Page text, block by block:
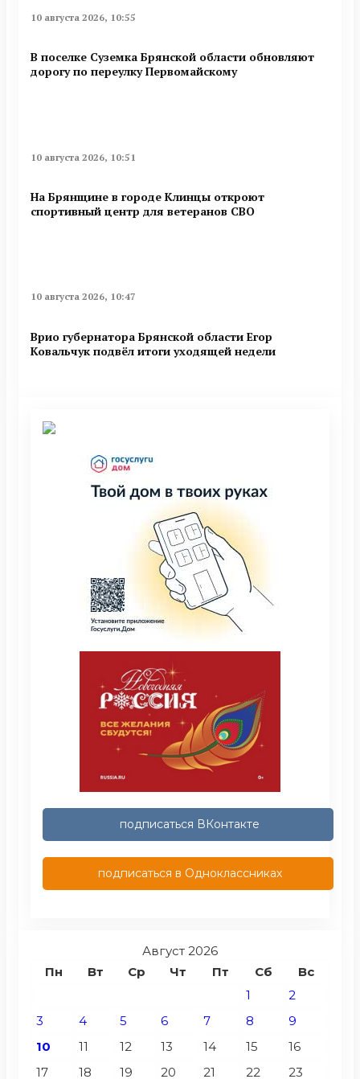
10 августа 2026, 10:55
В поселке Суземка Брянской области обновляют
дорогу по переулку Первомайскому
10 августа 2026, 10:51
На Брянщине в городе Клинцы откроют
спортивный центр для ветеранов СВО
10 августа 2026, 10:47
Врио губернатора Брянской области Егор
Ковальчук подвёл итоги уходящей недели
подписаться ВКонтакте
подписаться в Одноклассниках
Август 2026
Пн
Вт Ср Чт Пт Сб
Вс
1
2
3
4 5 6 7 8
9
10
11 12 13 14 15
16
17
18 19 20 21 22 23